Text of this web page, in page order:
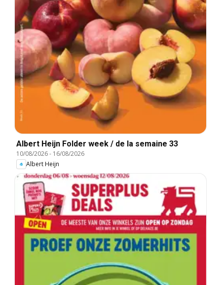
Albert Heijn Folder week / de la semaine 33
10/08/2026- 16/08/2026
Albert Heijn